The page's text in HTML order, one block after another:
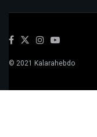
© 2021 Kalarahebdo